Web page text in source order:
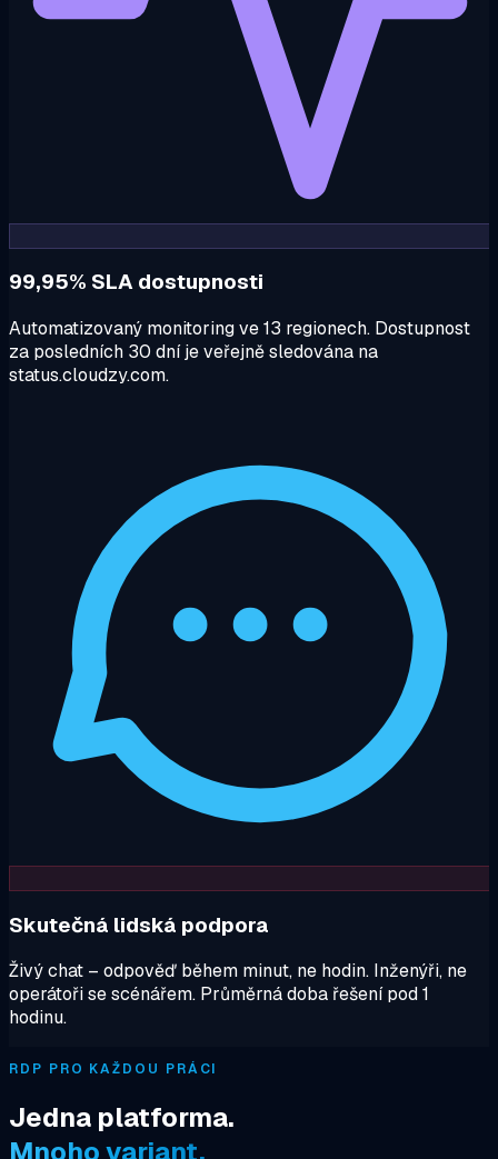
99,95% SLA dostupnosti
Automatizovaný monitoring ve 13 regionech. Dostupnost
za posledních 30 dní je veřejně sledována na
status.cloudzy.com.
Skutečná lidská podpora
Živý chat – odpověď během minut, ne hodin. Inženýři, ne
operátoři se scénářem. Průměrná doba řešení pod 1
hodinu.
RDP PRO KAŽDOU PRÁCI
Jedna platforma.
Mnoho variant.